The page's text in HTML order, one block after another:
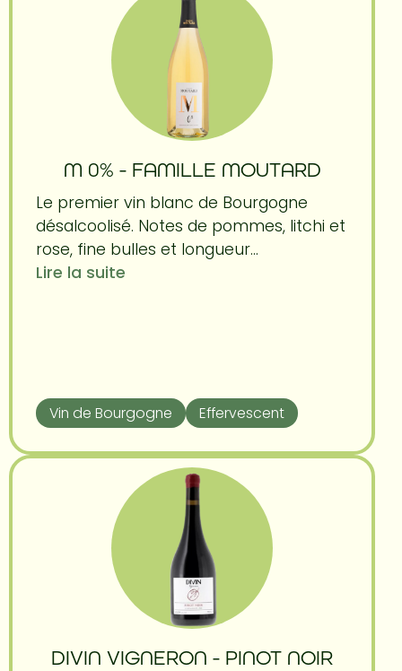
M 0% - FAMILLE MOUTARD
Le premier vin blanc de Bourgogne
désalcoolisé. Notes de pommes, litchi et
rose, fine bulles et longueur...
Lire la suite
Vin de Bourgogne Effervescent
DIVIN VIGNERON - PINOT NOIR